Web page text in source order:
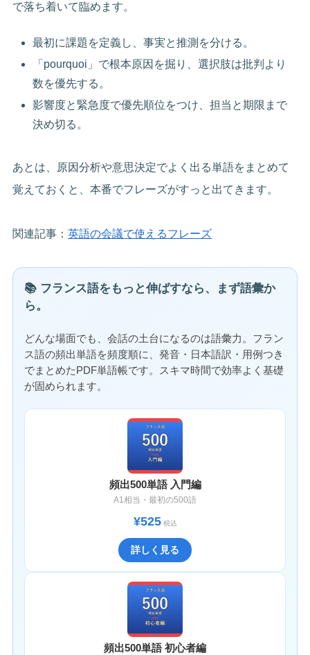
で落ち着いて臨めます。
最初に課題を定義し、事実と推測を分ける。
「pourquoi」で根本原因を掘り、選択肢は批判より
数を優先する。
影響度と緊急度で優先順位をつけ、担当と期限まで
決め切る。
あとは、原因分析や意思決定でよく出る単語をまとめて
覚えておくと、本番でフレーズがすっと出てきます。
関連記事：英語の会議で使えるフレーズ
📚 フランス語をもっと伸ばすなら、まず語彙か
ら。
どんな場面でも、会話の土台になるのは語彙力。フラン
ス語の頻出単語を頻度順に、発音・日本語訳・用例つき
でまとめたPDF単語帳です。スキマ時間で効率よく基礎
が固められます。
頻出500単語 入門編
A1相当・最初の500語
¥525税込
詳しく見る
頻出500単語 初心者編